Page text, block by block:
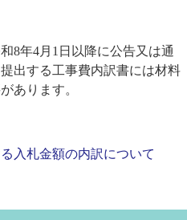
8年4月1日以降に公告又は通
出する工事費内訳書には材料
あります。
入札金額の内訳について